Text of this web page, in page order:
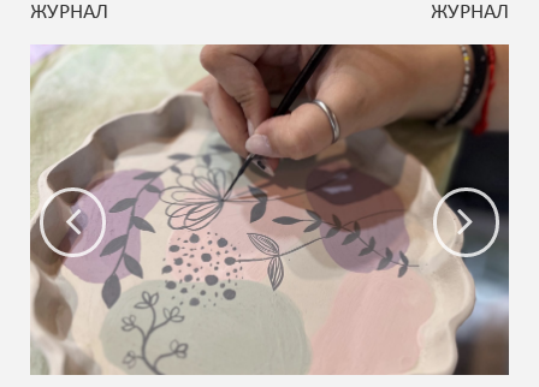
ЖУРНАЛ ЖУРНАЛ